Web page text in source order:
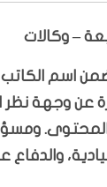
– وكالات
اسم الكاتب
عن وجهة